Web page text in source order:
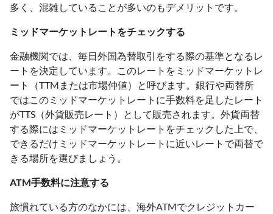
多く、混雑していることが多いのもデメリットです。
ミッドマーケットレートをチェックする
金融機関では、毎日外国為替取引をする際の基準となるレ
ートを決定しています。このレートをミッドマーケットレ
ート（TTMまたは市場仲値）と呼びます。銀行や両替所
ではこのミッドマーケットレートに手数料を足したレート
がTTS（外貨販売レート）として販売されます。外貨両替
する際にはミッドマーケットレートをチェックした上で、
できるだけミッドマーケットレートに近いレートで両替で
きる場所を選びましょう。
ATM手数料に注意する
旅慣れている方のなかには、海外ATMでクレジットカー